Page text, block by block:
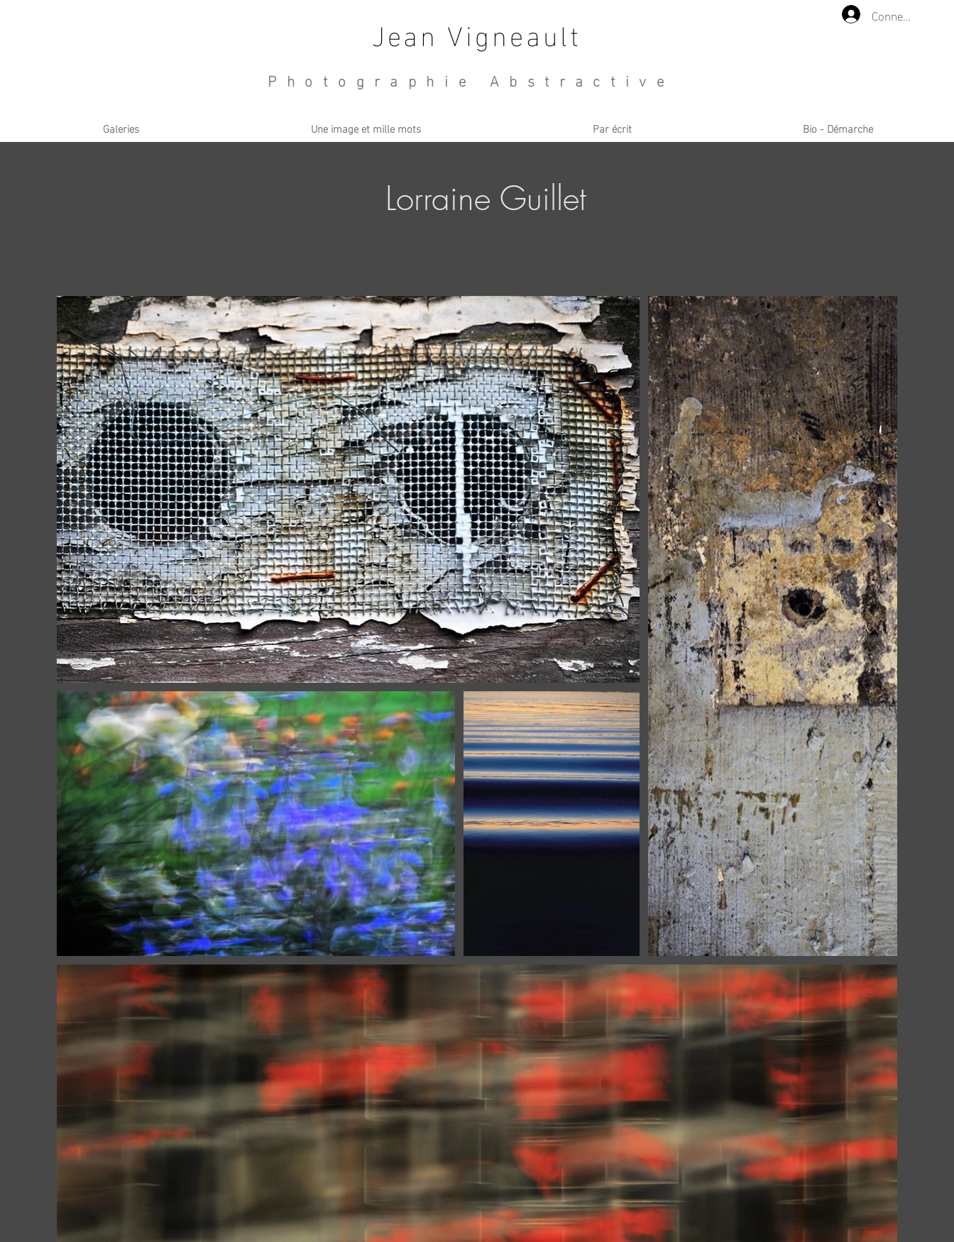
Jean Vigneault Connexion
Photographie Abstractive
Galeries Une image et mille mots Par écrit Bio - Démarche
Lorraine Guillet